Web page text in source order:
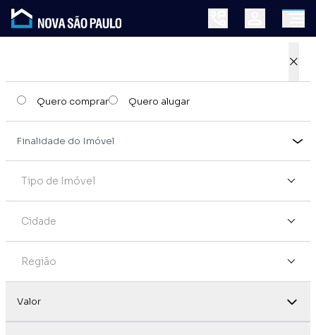
×
Quero comprar Quero alugar
Tipo de Imóvel
Cidade
Região
Valor